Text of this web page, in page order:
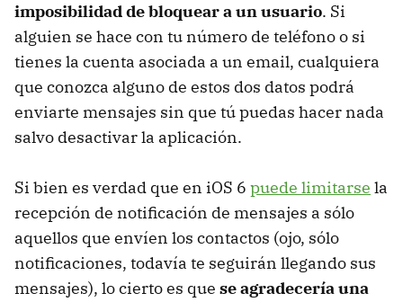
imposibilidad de bloquear a un usuario. Si
alguien se hace con tu número de teléfono o si
tienes la cuenta asociada a un email, cualquiera
que conozca alguno de estos dos datos podrá
enviarte mensajes sin que tú puedas hacer nada
salvo desactivar la aplicación.
Si bien es verdad que en iOS 6 puede limitarse la
recepción de notificación de mensajes a sólo
aquellos que envíen los contactos (ojo, sólo
notificaciones, todavía te seguirán llegando sus
mensajes), lo cierto es que se agradecería una